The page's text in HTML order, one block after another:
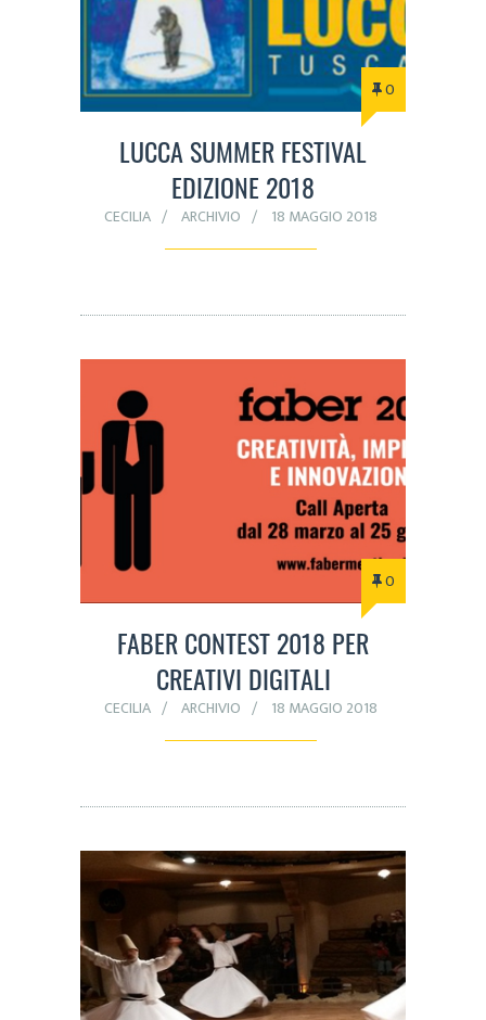
0
LUCCA SUMMER FESTIVAL
EDIZIONE 2018
CECILIA ARCHIVIO 18 MAGGIO 2018
0
FABER CONTEST 2018 PER
CREATIVI DIGITALI
CECILIA ARCHIVIO 18 MAGGIO 2018